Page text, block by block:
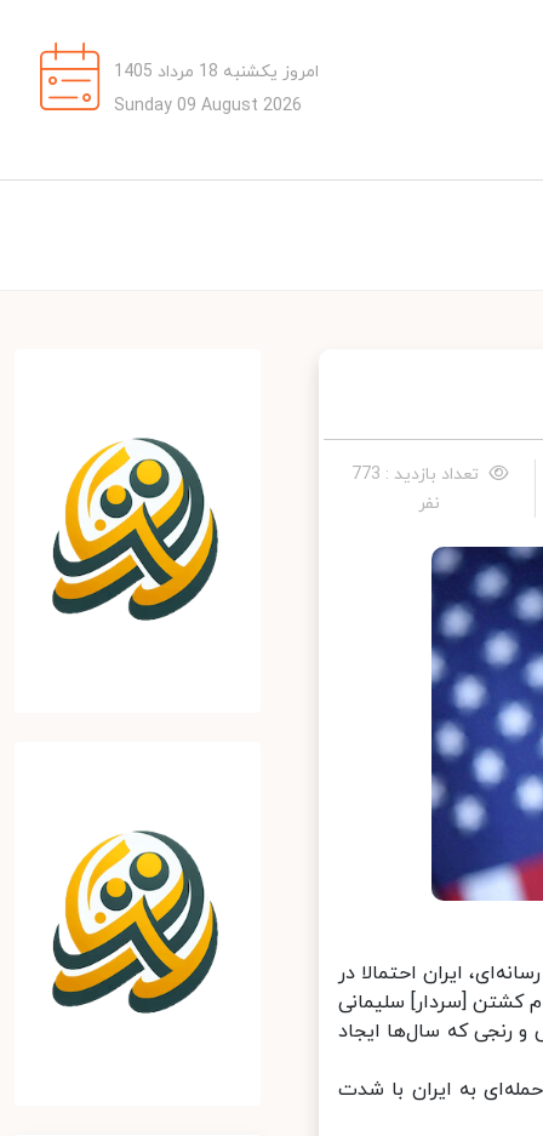
امروز یکشنبه 18 مرداد 1405
Sunday 09 August 2026
تعداد بازدید : 773
نفر
ایران احتمالا در
کشتن [سردار] سلیمانی
رنجی که سال‌ها ایجاد
به ایران با شدت